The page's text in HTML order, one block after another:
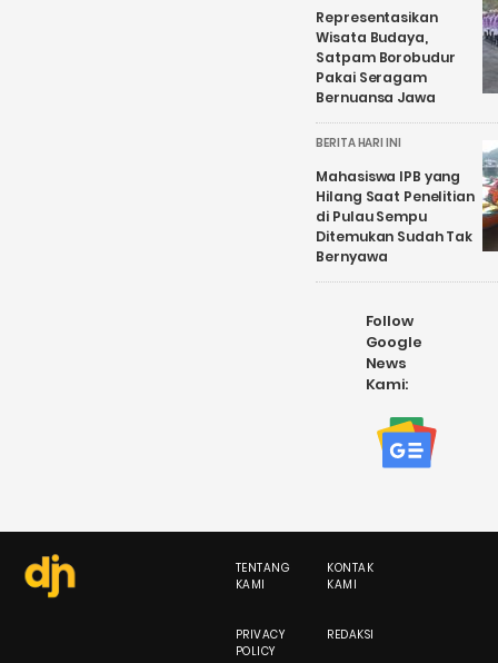
Representasikan
Wisata Budaya,
Satpam Borobudur
Pakai Seragam
Bernuansa Jawa
BERITA HARI INI
Mahasiswa IPB yang
Hilang Saat Penelitian
di Pulau Sempu
Ditemukan Sudah Tak
Bernyawa
Follow
Google
News
Kami:
TENTANG
KAMI
KONTAK
KAMI
PRIVACY
POLICY
REDAKSI